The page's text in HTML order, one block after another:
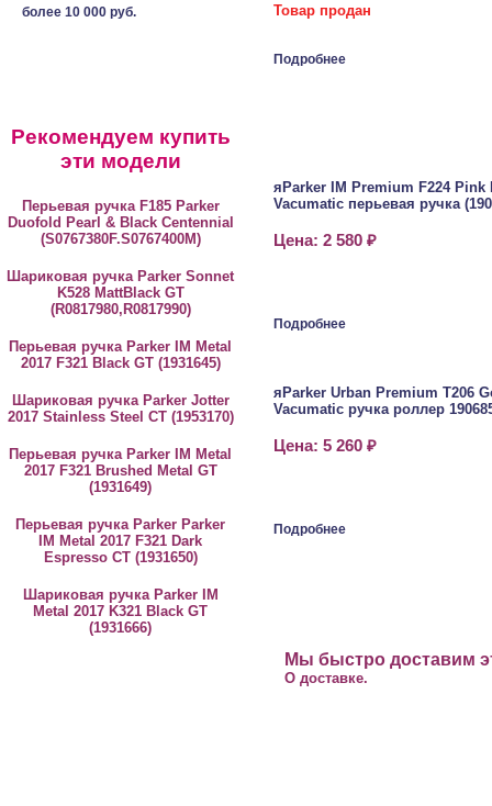
более 10 000 руб.
Рекомендуем купить
эти модели
Перьевая ручка F185 Parker
Duofold Pearl & Black Centennial
(S0767380F.S0767400M)
Шариковая ручка Parker Sonnet
K528 MattBlack GT
(R0817980,R0817990)
Перьевая ручка Parker IM Metal
2017 F321 Black GT (1931645)
Шариковая ручка Parker Jotter
2017 Stainless Steel CT (1953170)
Перьевая ручка Parker IM Metal
2017 F321 Brushed Metal GT
(1931649)
Перьевая ручка Parker Parker
IM Metal 2017 F321 Dark
Espresso CT (1931650)
Шариковая ручка Parker IM
Metal 2017 K321 Black GT
(1931666)
Товар продан
Подробнее
яParker IM Premium F224 Pink
Vacumatic перьевая ручка
Цена: 2 580 ₽
Подробнее
яParker Urban Premium T206
Vacumatic ручка роллер
Цена: 5 260 ₽
Подробнее
Мы быстро доставим
О доставке.